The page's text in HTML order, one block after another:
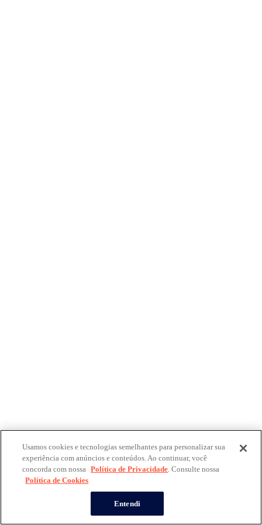
Usamos cookies e tecnologias semelhantes para personalizar sua
experiência com anúncios e conteúdos. Ao continuar, você
concorda com nossa Política de Privacidade. Consulte nossa
Política de Cookies
Entendi